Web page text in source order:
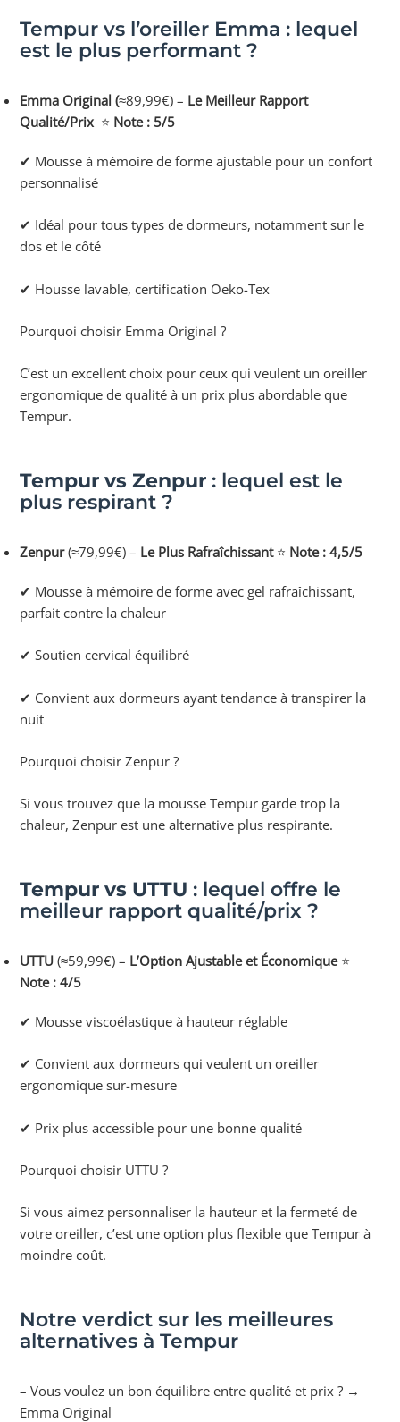
Tempur vs l’oreiller Emma : lequel
est le plus performant ?
Emma Original (≈89,99€) – Le Meilleur Rapport
Qualité/Prix ⭐ Note : 5/5
✔ Mousse à mémoire de forme ajustable pour un confort
personnalisé
✔ Idéal pour tous types de dormeurs, notamment sur le
dos et le côté
✔ Housse lavable, certification Oeko-Tex
Pourquoi choisir Emma Original ?
C’est un excellent choix pour ceux qui veulent un oreiller
ergonomique de qualité à un prix plus abordable que
Tempur.
Tempur vs Zenpur : lequel est le
plus respirant ?
Zenpur(≈79,99€) – Le Plus Rafraîchissant ⭐ Note : 4,5/5
✔ Mousse à mémoire de forme avec gel rafraîchissant,
parfait contre la chaleur
✔ Soutien cervical équilibré
✔ Convient aux dormeurs ayant tendance à transpirer la
nuit
Pourquoi choisir Zenpur ?
Si vous trouvez que la mousse Tempur garde trop la
chaleur, Zenpur est une alternative plus respirante.
Tempur vs UTTU : lequel offre le
meilleur rapport qualité/prix ?
UTTU(≈59,99€) – L’Option Ajustable et Économique ⭐
Note : 4/5
✔ Mousse viscoélastique à hauteur réglable
✔ Convient aux dormeurs qui veulent un oreiller
ergonomique sur-mesure
✔ Prix plus accessible pour une bonne qualité
Pourquoi choisir UTTU ?
Si vous aimez personnaliser la hauteur et la fermeté de
votre oreiller, c’est une option plus flexible que Tempur à
moindre coût.
Notre verdict sur les meilleures
alternatives à Tempur
– Vous voulez un bon équilibre entre qualité et prix ? →
Emma Original